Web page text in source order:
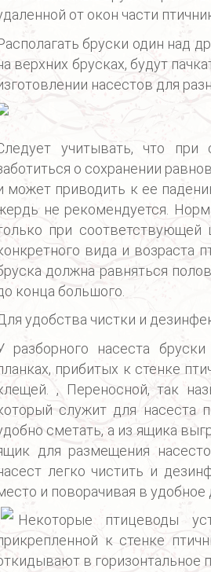
от окон части
бруски один над
верхних брусках, будут
насестов для
учитывать, что
о сохранении
может приводить к ее
не рекомендуется.
при соответствующей
вида и возраста
должна равняться
конца большого.
удобства чистки и
разборного насеста
прибитых к стенке
, Переносной, так
служит для насеста
сметать, а из ящика
для размещения
легко чистить и
и поворачивая в удобное
Некоторые птицеводы
к стенке
в горизонтальное